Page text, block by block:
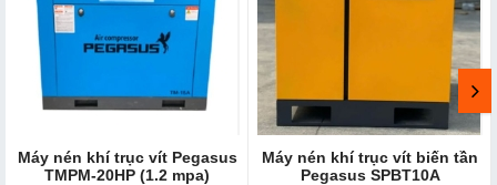
Máy nén khí trục vít Pegasus
TMPM-20HP (1.2 mpa)
Máy nén khí trục vít biến tần
Pegasus SPBT10A